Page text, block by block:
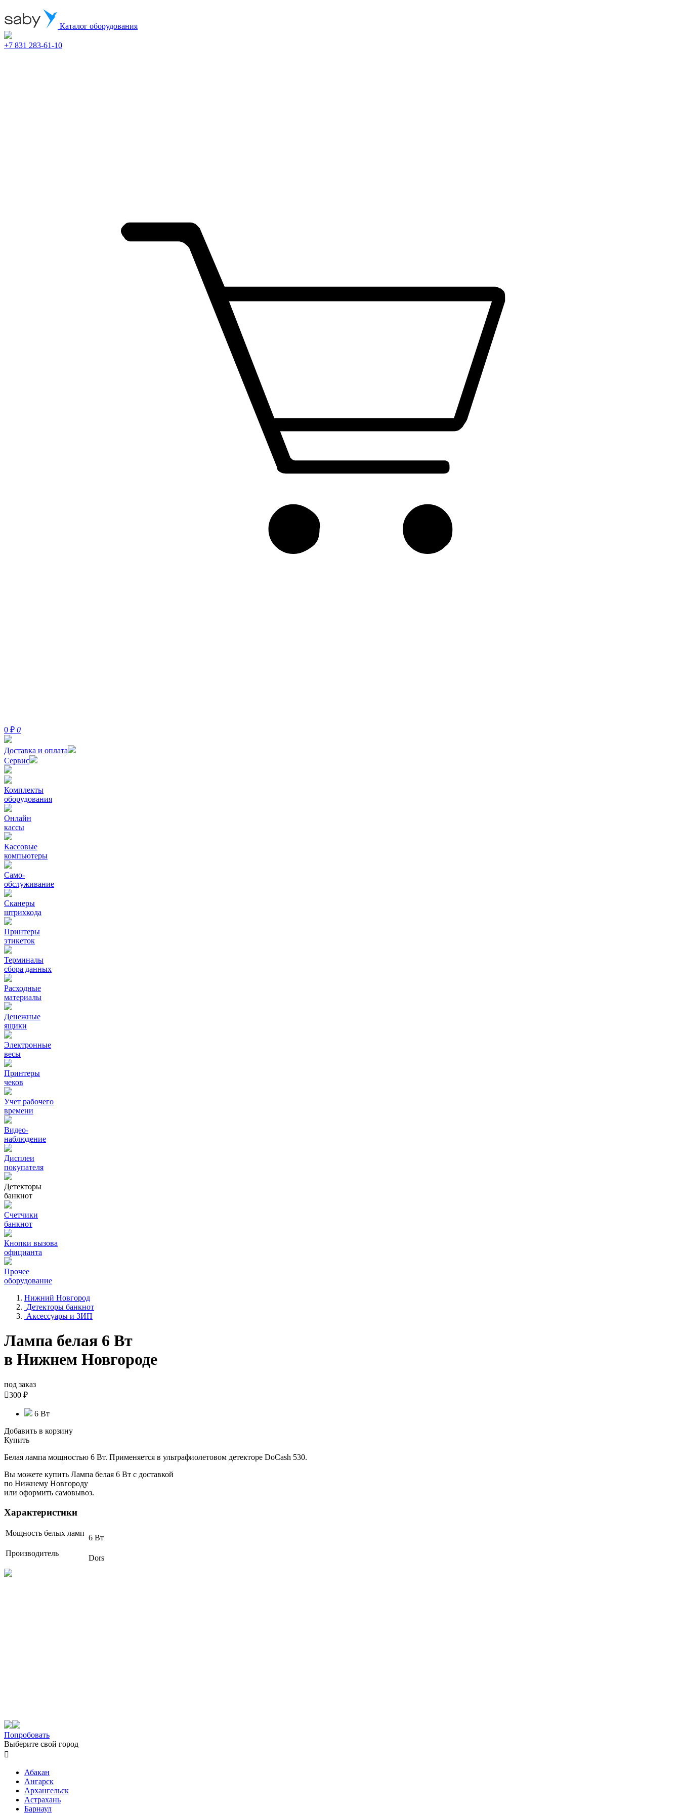
Каталог оборудования
+7 831 283-61-10
0 ₽ 0
Доставка и оплата
Сервис
Комплекты
оборудования
Онлайн
кассы
Кассовые
компьютеры
Само-
обслуживание
Сканеры
штрихкода
Принтеры
этикеток
Терминалы
сбора данных
Расходные
материалы
Денежные
ящики
Электронные
весы
Принтеры
чеков
Учет рабочего
времени
Видео‑
наблюдение
Дисплеи
покупателя
Детекторы
банкнот
Счетчики
банкнот
Кнопки вызова
официанта
Прочее
оборудование
Нижний Новгород
Детекторы банкнот
Аксессуары и ЗИП
Лампа белая 6 Вт
в Нижнем Новгороде
под заказ
300 ₽
6 Вт
Добавить в корзину
Купить
Белая лампа мощностью 6 Вт. Применяется в ультрафиолетовом детекторе DoCash 530.
Вы можете купить Лампа белая 6 Вт с доставкой
по Нижнему Новгороду
или оформить самовывоз.
Характеристики
Мощность белых ламп
6 Вт
Производитель
Dors
Попробовать
Выберите свой город

Абакан
Ангарск
Архангельск
Астрахань
Барнаул